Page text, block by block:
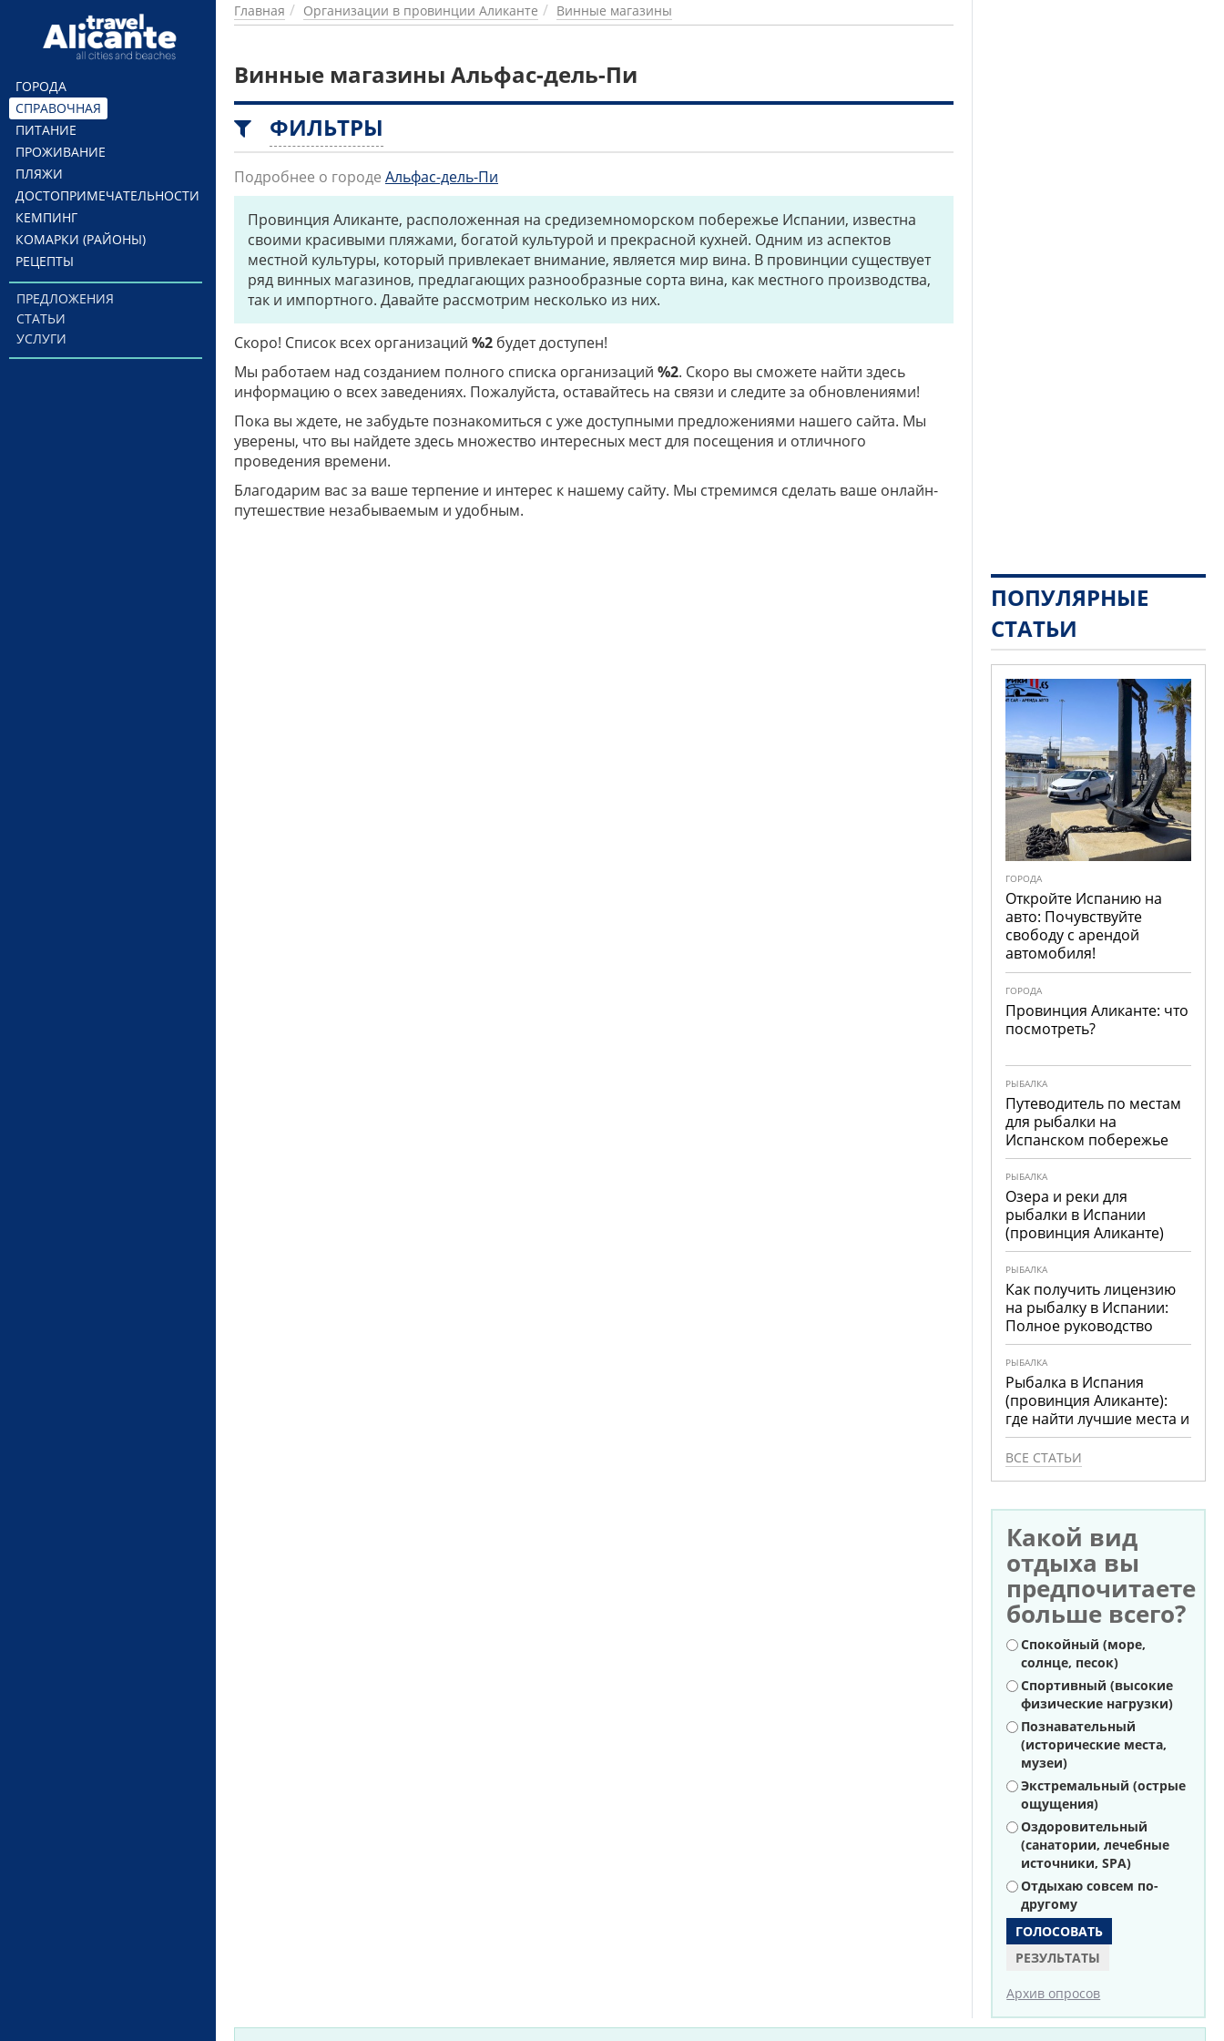
Перейти к основному содержанию
ГОРОДА
СПРАВОЧНАЯ
ПИТАНИЕ
ПРОЖИВАНИЕ
ПЛЯЖИ
ДОСТОПРИМЕЧАТЕЛЬНОСТИ
КЕМПИНГ
КОМАРКИ (РАЙОНЫ)
РЕЦЕПТЫ
ПРЕДЛОЖЕНИЯ
СТАТЬИ
УСЛУГИ
Главная Организации в провинции Аликанте Винные магазины
Винные магазины Альфас-дель-Пи
ФИЛЬТРЫ
Подробнее о городе Альфас-дель-Пи
Провинция Аликанте, расположенная на средиземноморском побережье Испании, известна
своими красивыми пляжами, богатой культурой и прекрасной кухней. Одним из аспектов
местной культуры, который привлекает внимание, является мир вина. В провинции существует
ряд винных магазинов, предлагающих разнообразные сорта вина, как местного производства,
так и импортного. Давайте рассмотрим несколько из них.
Скоро! Список всех организаций %2 будет доступен!
Мы работаем над созданием полного списка организаций %2. Скоро вы сможете найти здесь
информацию о всех заведениях. Пожалуйста, оставайтесь на связи и следите за обновлениями!
Пока вы ждете, не забудьте познакомиться с уже доступными предложениями нашего сайта. Мы
уверены, что вы найдете здесь множество интересных мест для посещения и отличного
проведения времени.
Благодарим вас за ваше терпение и интерес к нашему сайту. Мы стремимся сделать ваше онлайн-
путешествие незабываемым и удобным.
ПОПУЛЯРНЫЕ
СТАТЬИ
ГОРОДА
Откройте Испанию на
авто: Почувствуйте
свободу с арендой
автомобиля!
ГОРОДА
Провинция Аликанте: что
посмотреть?
РЫБАЛКА
Путеводитель по местам
для рыбалки на
Испанском побережье
РЫБАЛКА
Озера и реки для
рыбалки в Испании
(провинция Аликанте)
РЫБАЛКА
Как получить лицензию
на рыбалку в Испании:
Полное руководство
РЫБАЛКА
Рыбалка в Испания
(провинция Аликанте):
где найти лучшие места и
что ловить
ВСЕ СТАТЬИ
Какой вид
отдыха вы
предпочитаете
больше всего?
Варианты
Спокойный (море,
солнце, песок)
Спортивный (высокие
физические нагрузки)
Познавательный
(исторические места,
музеи)
Экстремальный (острые
ощущения)
Оздоровительный
(санатории, лечебные
источники, SPA)
Отдыхаю совсем по-
другому
РЕЗУЛЬТАТЫ
Архив опросов